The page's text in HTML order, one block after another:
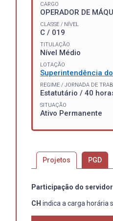
CARGO
OPERADOR DE
CLASSE / NÍVEL
C / 019
TITULAÇÃO
Nível Médio
LOTAÇÃO
Superintendência
REGIME / JORNADA DE
Estatutário / 40
SITUAÇÃO
Ativo Permanente
Projetos PGD
Participação do
CH indica a carga horária